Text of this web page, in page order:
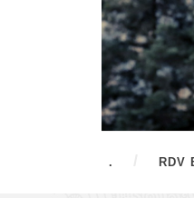
. RDV